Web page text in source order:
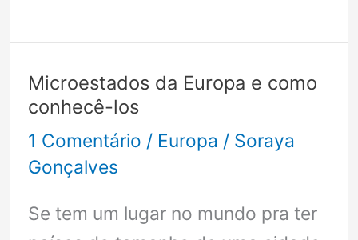
do
Everest
–
O
que
Microestados da Europa e como
conhecê-los
1 Comentário / Europa / Soraya
Gonçalves
Se tem um lugar no mundo pra ter